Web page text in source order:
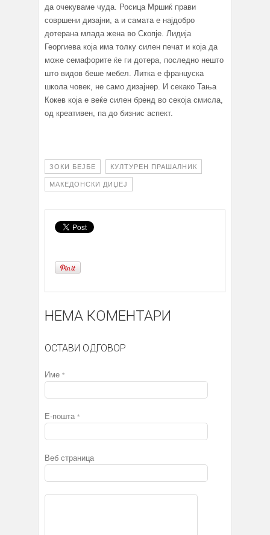
да очекуваме чуда. Росица Мршиќ прави
совршени дизајни, а и самата е најдобро
дотерана млада жена во Скопје. Лидија
Георгиева која има толку силен печат и која да
може семафорите ќе ги дотера, последно нешто
што видов беше мебел. Литка е француска
школа човек, не само дизајнер. И секако Тања
Кокев која е веќе силен бренд во секоја смисла,
од креативен, па до бизнис аспект.
ЗОКИ БЕЈБЕ КУЛТУРЕН ПРАШАЛНИК
МАКЕДОНСКИ ДИЏЕЈ
НЕМА КОМЕНТАРИ
ОСТАВИ ОДГОВОР
Име *
Е-пошта *
Веб страница